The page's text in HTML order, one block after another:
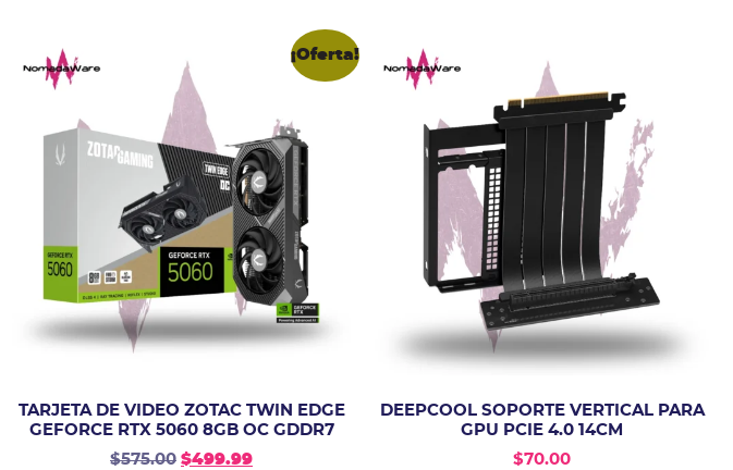
¡Oferta!
TARJETA DE VIDEO ZOTAC TWIN EDGE
GEFORCE RTX 5060 8GB OC GDDR7
$575.00 $499.99
DEEPCOOL SOPORTE VERTICAL PARA
GPU PCIE 4.0 14CM
$70.00